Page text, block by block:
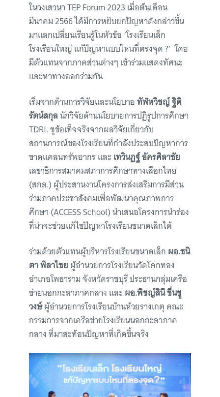
ในวงเสวนา TEP Forum 2023 เมื่อต้นเดือน
มีนาคม 2566 ได้มีการหยิบยกปัญหาดังกล่าวขึ้น
มาแลกเปลี่ยนเรียนรู้ในหัวข้อ ‘โรงเรียนเล็ก
โรงเรียนใหญ่ แก้ปัญหาแบบไหนที่ตรงจุด ?’ โดย
มีตัวแทนจากภาคส่วนต่างๆ เข้าร่วมแสดงทัศนะ
และหาทางออกร่วมกัน
เริ่มจากด้านการวิจัยและนโยบายทัฬหวิชญ์ ฐิติ
รัตน์สกุลนักวิจัยด้านนโยบายการปฏิรูปการศึกษา
TDRI. ชูข้อเท็จจริงจากผลวิจัยเกี่ยวกับ
สถานการณ์ของโรงเรียนที่กำลังประสบปัญหาการ
ขาดแคลนทรัพยากร และ เทวินฏฐ์ อัครศิลาชัย
เลขาธิการสมาคมสภาการศึกษาทางเลือกไทย
(สกล.) ผู้ประสานงานโครงการส่งเสริมการมีส่วน
ร่วมภาคประชาสังคมเพื่อพัฒนาคุณภาพการ
ศึกษา (ACCESS School) นำเสนอโครงการนำร่อง
ที่น่าจะช่วยแก้ไขปัญหาโรงเรียนขนาดเล็กได้
ร่วมด้วยตัวแทนผู้บริหารโรงเรียนขนาดเล็ก ผอ.ชนิ
ตา พิลาไชย ผู้อำนวยการโรงเรียนวัดโคกทอง
อำเภอโพธาราม จังหวัดราชบุรี ประธานกลุ่มเครือ
ข่ายนอกกะลาภาคกลาง และ ผอ.พิชญ์สินี ชื่นชู
วงษ์ผู้อำนวยการโรงเรียนบ้านห้วยรางเกตุ คณะ
กรรมการจากเครือข่ายโรงเรียนนอกกะลาภาค
กลาง ที่มาสะท้อนปัญหาที่เกิดขึ้นจริง